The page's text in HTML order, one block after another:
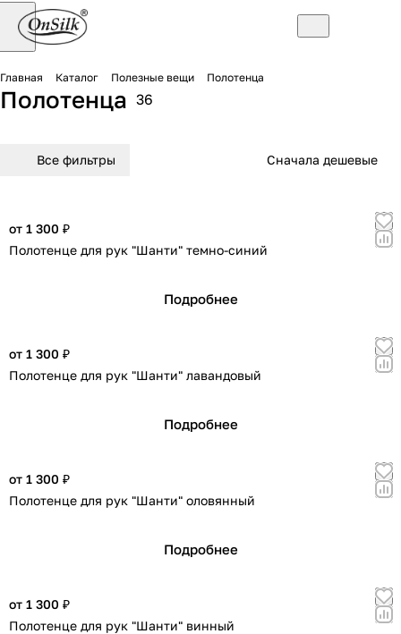
Главная Каталог Полезные вещи Полотенца
Полотенца 36
Все фильтры Сначала дешевые
от 1 300 ₽
Полотенце для рук "Шанти" темно-синий
Подробнее
от 1 300 ₽
Полотенце для рук "Шанти" лавандовый
Подробнее
от 1 300 ₽
Полотенце для рук "Шанти" оловянный
Подробнее
от 1 300 ₽
Полотенце для рук "Шанти" винный